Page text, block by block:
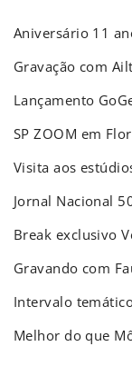
Aniversário 11
Gravação com
Lançamento
SP ZOOM em
Visita aos
Jornal Nacional
Break exclusivo
Gravando com
Intervalo
Melhor do que